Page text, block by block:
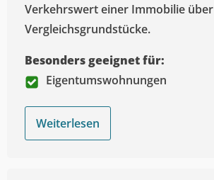
Verkehrswert einer Immobilie über
Vergleichsgrundstücke.
Besonders geeignet für:
Eigentumswohnungen
Weiterlesen